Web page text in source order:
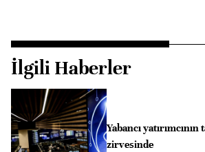
İlgili Haberler
Yabancı yatırımcının
zirvesinde